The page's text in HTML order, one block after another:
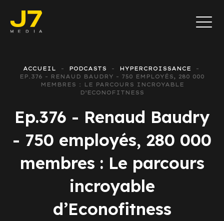
ACCUEIL PODCASTS
HYPERCROISSANCE
EP.376 - RENAUD BAUDRY - 750 EMPLOYÉS, 280 000
MEMBRES : LE PARCOURS INCROYABLE
D’ECONOFITNESS
Ep.376 - Renaud Baudry
- 750 employés, 280 000
membres : Le parcours
incroyable
d’Econofitness